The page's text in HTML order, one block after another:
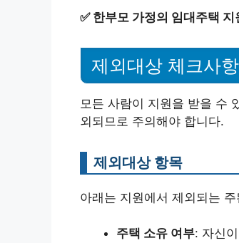
✅ 한부모 가정의 임대주택
제외대상 체크사항
모든 사람이 지원을 받을 수
외되므로 주의해야 합니다.
제외대상 항목
아래는 지원에서 제외되는
주택 소유 여부: 자신